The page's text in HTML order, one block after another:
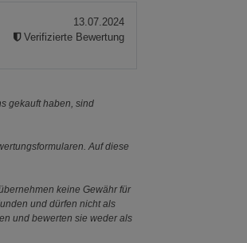
13.07.2024
Verifizierte Bewertung
gekauft haben, sind
Auf diese
keine Gewähr für
und dürfen nicht als
und bewerten sie weder als